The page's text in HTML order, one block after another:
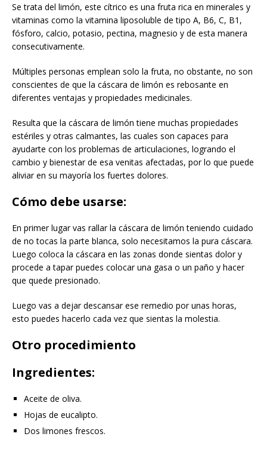
Se trata del limón, este cítrico es una fruta rica en minerales y
vitaminas como la vitamina liposoluble de tipo A, B6, C, B1,
fósforo, calcio, potasio, pectina, magnesio y de esta manera
consecutivamente.
Múltiples personas emplean solo la fruta, no obstante, no son
conscientes de que la cáscara de limón es rebosante en
diferentes ventajas y propiedades medicinales.
Resulta que la cáscara de limón tiene muchas propiedades
estériles y otras calmantes, las cuales son capaces para
ayudarte con los problemas de articulaciones, logrando el
cambio y bienestar de esa venitas afectadas, por lo que puede
aliviar en su mayoría los fuertes dolores.
Cómo debe usarse:
En primer lugar vas rallar la cáscara de limón teniendo cuidado
de no tocas la parte blanca, solo necesitamos la pura cáscara.
Luego coloca la cáscara en las zonas donde sientas dolor y
procede a tapar puedes colocar una gasa o un paño y hacer
que quede presionado.
Luego vas a dejar descansar ese remedio por unas horas,
esto puedes hacerlo cada vez que sientas la molestia.
Otro procedimiento
Ingredientes:
Aceite de oliva.
Hojas de eucalipto.
Dos limones frescos.